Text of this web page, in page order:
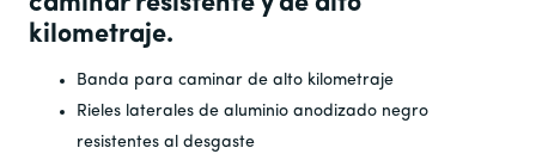
kilometraje.
Banda para caminar de alto kilometraje
Rieles laterales de aluminio anodizado negro
resistentes al desgaste